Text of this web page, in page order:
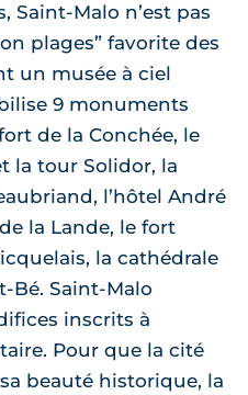
Saint-Malo n’est pas
plages” favorite des
un musée à ciel
9 monuments
de la Conchée, le
la tour Solidor, la
l’hôtel André
la Lande, le fort
la cathédrale
Bé. Saint-Malo
inscrits à
Pour que la cité
beauté historique, la